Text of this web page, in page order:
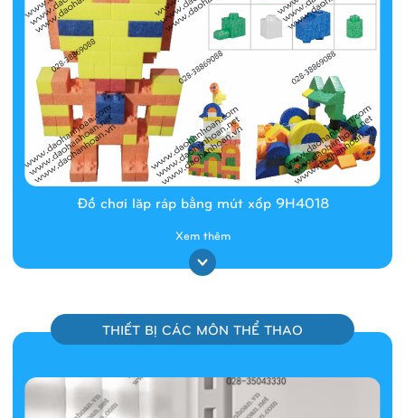
Đồ chơi lăp ráp bằng mút xốp 9H4018
Xem thêm
THIẾT BỊ CÁC MÔN THỂ THAO